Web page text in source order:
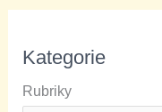
Kategorie
Rubriky